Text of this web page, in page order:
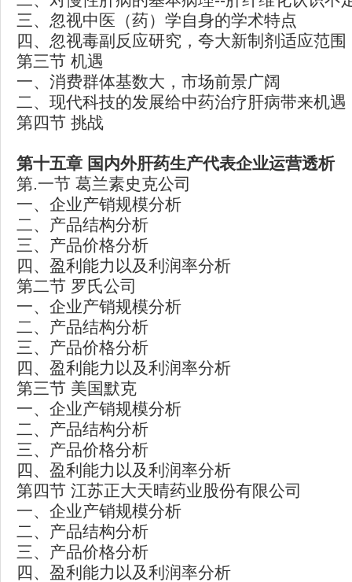
三、忽视中医（药）学自身的学术特点
四、忽视毒副反应研究，夸大新制剂适应范围
第三节 机遇
一、消费群体基数大，市场前景广阔
二、现代科技的发展给中药治疗肝病带来机遇
第四节 挑战
第十五章 国内外肝药生产代表企业运营透析
第.一节 葛兰素史克公司
一、企业产销规模分析
二、产品结构分析
三、产品价格分析
四、盈利能力以及利润率分析
第二节 罗氏公司
一、企业产销规模分析
二、产品结构分析
三、产品价格分析
四、盈利能力以及利润率分析
第三节 美国默克
一、企业产销规模分析
二、产品结构分析
三、产品价格分析
四、盈利能力以及利润率分析
第四节 江苏正大天晴药业股份有限公司
一、企业产销规模分析
二、产品结构分析
三、产品价格分析
四、盈利能力以及利润率分析